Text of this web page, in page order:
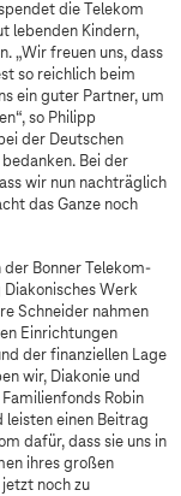
die Telekom
lebenden Kindern,
„Wir freuen uns, dass
so reichlich beim
ein guter Partner, um
so Philipp
der Deutschen
Bei der
wir nun nachträglich
das Ganze noch
Bonner Telekom-
Werk
Schneider nahmen
Einrichtungen
der finanziellen Lage
wir, Diakonie und
Robin
einen Beitrag
dafür, dass sie uns in
ihres großen
noch zu